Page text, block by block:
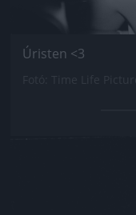
Úristen <3